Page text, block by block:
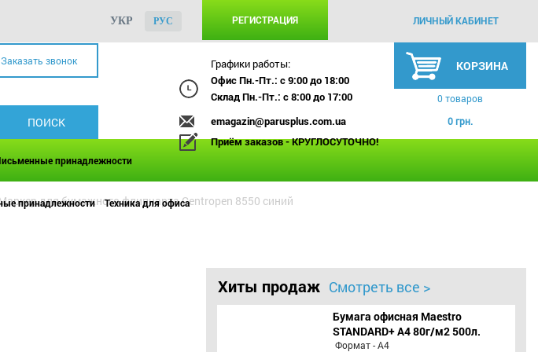
РЕГИСТРАЦИЯ ЛИЧНЫЙ КАБИНЕТ
УКР РУС
Заказать звонок
Графики работы:
Офис Пн.-Пт.: с 9:00 до 18:00
Склад Пн.-Пт.: с 8:00 до 17:00
emagazin@parusplus.com.ua
Приём заказов - КРУГЛОСУТОЧНО!
КОРЗИНА
0 товаров
0 грн.
принадлежности
принадлежности Техника для офиса
для бумажного флипчарта Centropen 8550 синий
Хиты продаж Смотреть все >
Бумага офисная Maestro
STANDARD+ А4 80г/м2 500л.
Формат - А4